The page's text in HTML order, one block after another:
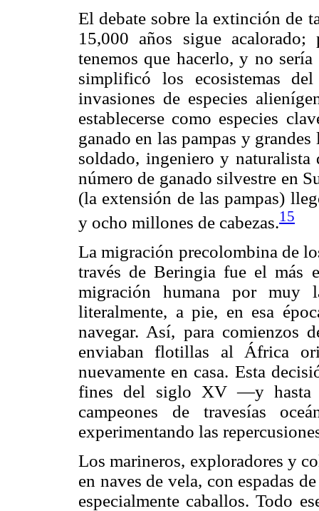
El debate sobre la extinción de
15,000 años sigue
tenemos que hacerlo, y no
simplificó los ecosistemas
invasiones de especies
establecerse como especies
ganado en las pampas y
soldado, ingeniero y
número de ganado silvestre en
(la extensión de las pampas)
y ocho millones de cabezas.15
La migración precolombina de
través de Beringia fue el más
migración humana por muy
literalmente, a pie, en esa
navegar. Así, para
enviaban flotillas al África
nuevamente en casa. Esta
fines del siglo XV —y
campeones de travesías
experimentando las
Los marineros, exploradores y
en naves de vela, con espadas
especialmente caballos. Todo